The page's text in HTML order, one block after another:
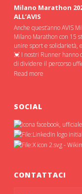
Milano Marathon
ALL’AVIS
Anche quest’anno AVIS
Milano Marathon con 15
unire sport e solidarietà,
💓 I nostri Runner hanno
di dividere il percorso
Read more
SOCIAL
CONTATTACI